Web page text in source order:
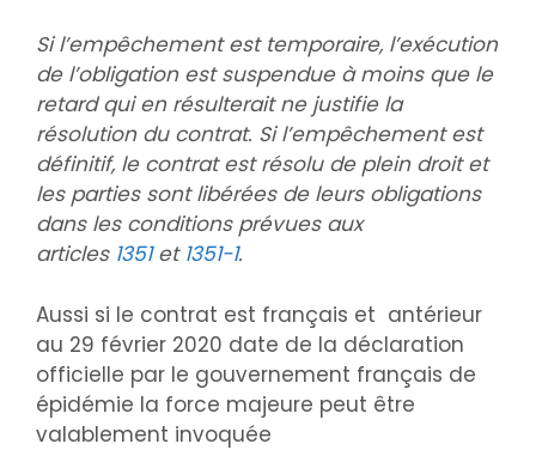
Si l’empêchement est temporaire, l’exécution
de l’obligation est suspendue à moins que le
retard qui en résulterait ne justifie la
résolution du contrat. Si l’empêchement est
définitif, le contrat est résolu de plein droit et
les parties sont libérées de leurs obligations
dans les conditions prévues aux
articles 1351et 1351-1.
Aussi si le contrat est français et antérieur
au 29 février 2020 date de la déclaration
officielle par le gouvernement français de
épidémie la force majeure peut être
valablement invoquée